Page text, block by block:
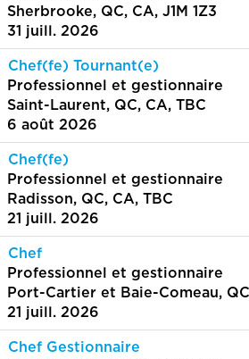
Sherbrooke, QC, CA, J1M 1Z3
31 juill. 2026
Chef(fe) Tournant(e)
Professionnel et gestionnaire
Saint-Laurent, QC, CA, TBC
6 août 2026
Chef(fe)
Professionnel et gestionnaire
Radisson, QC, CA, TBC
21 juill. 2026
Chef
Professionnel et gestionnaire
Port-Cartier et Baie-Comeau,
21 juill. 2026
Chef Gestionnaire